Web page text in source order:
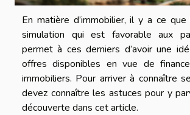
En matière d’immobilier, il y a ce que
simulation qui est favorable aux
permet à ces derniers d’avoir une
offres disponibles en vue de
immobiliers. Pour arriver à connaître
devez connaître les astuces pour y
découverte dans cet article.